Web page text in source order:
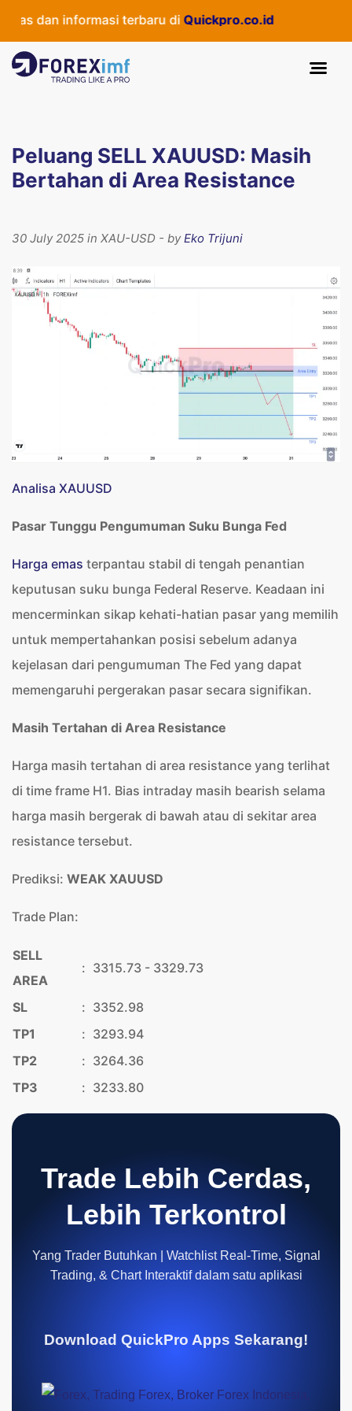
dan informasi terbaru diQuickpro.co.id
Peluang SELL XAUUSD: Masih
Bertahan di Area Resistance
30 July 2025 in XAU-USD - byEko Trijuni
Analisa XAUUSD
Pasar Tunggu Pengumuman Suku Bunga Fed
Harga emas terpantau stabil di tengah penantian
keputusan suku bunga Federal Reserve. Keadaan ini
mencerminkan sikap kehati-hatian pasar yang memilih
untuk mempertahankan posisi sebelum adanya
kejelasan dari pengumuman The Fed yang dapat
memengaruhi pergerakan pasar secara signifikan.
Masih Tertahan di Area Resistance
Harga masih tertahan di area resistance yang terlihat
di time frame H1. Bias intraday masih bearish selama
harga masih bergerak di bawah atau di sekitar area
resistance tersebut.
Prediksi: WEAK XAUUSD
Trade Plan:
SELL
AREA
: 3315.73 - 3329.73
SL : 3352.98
TP1
: 3293.94
TP2
: 3264.36
TP3
: 3233.80
Trade Lebih Cerdas,
Lebih Terkontrol
Yang Trader Butuhkan | Watchlist Real-Time, Signal
Trading, & Chart Interaktif dalam satu aplikasi
Download QuickPro Apps Sekarang!